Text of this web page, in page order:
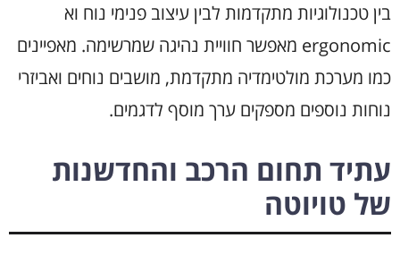
בין טכנולוגיות מתקדמות לבין עיצוב פנימי נוח וא
ergonomic מאפשר חוויית נהיגה שמרשימה. מאפיינים
כמו מערכת מולטימדיה מתקדמת, מושבים נוחים ואביזרי
נוחות נוספים מספקים ערך מוסף לדגמים.
עתיד תחום הרכב והחדשנות
של טויוטה